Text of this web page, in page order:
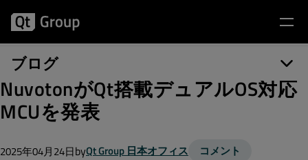
ブログ
NuvotonがQt搭載デュアルOS対応
MCUを発表
2025年04月24日byQt Group 日本オフィス コメント